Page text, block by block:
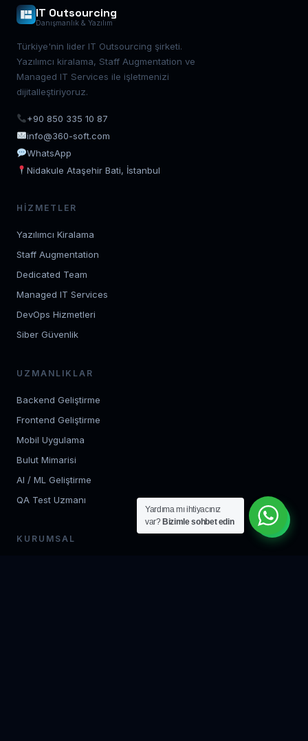
IT Outsourcing
Danışmanlık & Yazılım
Türkiye'nin lider IT Outsourcing şirketi.
Yazılımcı kiralama, Staff Augmentation ve
Managed IT Services ile işletmenizi
dijitalleştiriyoruz.
+90 850 335 10 87
info@360-soft.com
WhatsApp
Nidakule Ataşehir Bati, İstanbul
HIZMETLER
Yazılımcı Kiralama
Staff Augmentation
Dedicated Team
Managed IT Services
DevOps Hizmetleri
Siber Güvenlik
UZMANLIKLAR
Backend Geliştirme
Frontend Geliştirme
Mobil Uygulama
Bulut Mimarisi
AI / ML Geliştirme
QA Test Uzmanı
KURUMSAL
Yardıma mı ihtiyacınız
var? Bizimle sohbet edin